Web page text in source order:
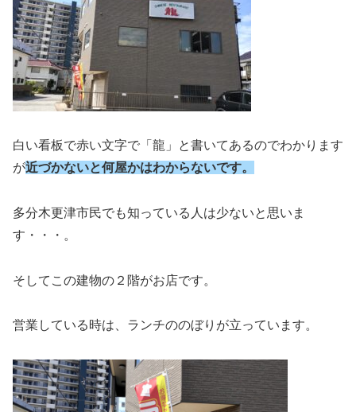
白い看板で赤い文字で「龍」と書いてあるのでわかります
が近づかないと何屋かはわからないです。
多分木更津市民でも知っている人は少ないと思いま
す・・・。
そしてこの建物の２階がお店です。
営業している時は、ランチののぼりが立っています。